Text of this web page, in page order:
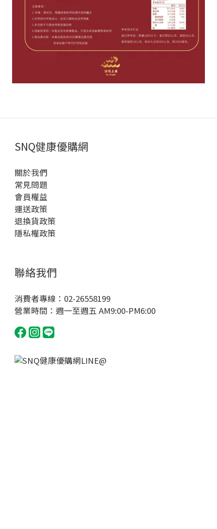
SNQ健康優購網
關於我們
常見問題
會員權益
運送政策
退換貨政策
隱私權政策
聯絡我們
消費者專線：02-26558199
營業時間：週一至週五 AM9:00-PM6:00